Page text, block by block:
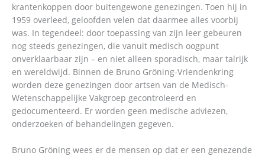
krantenkoppen door buitengewone genezingen. Toen hij in
1959 overleed, geloofden velen dat daarmee alles voorbij
was. In tegendeel: door toepassing van zijn leer gebeuren
nog steeds genezingen, die vanuit medisch oogpunt
onverklaarbaar zijn – en niet alleen sporadisch, maar talrijk
en wereldwijd. Binnen de Bruno Gröning-Vriendenkring
worden deze genezingen door artsen van de Medisch-
Wetenschappelijke Vakgroep gecontroleerd en
gedocumenteerd. Er worden geen medische adviezen,
onderzoeken of behandelingen gegeven.
Bruno Gröning wees er de mensen op dat er een genezende